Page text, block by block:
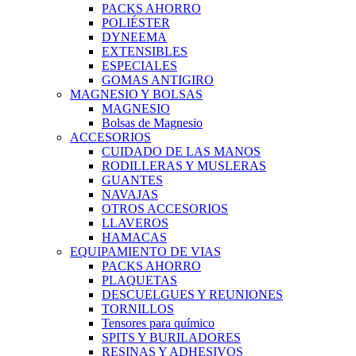
PACKS AHORRO
POLIÉSTER
DYNEEMA
EXTENSIBLES
ESPECIALES
GOMAS ANTIGIRO
MAGNESIO Y BOLSAS
MAGNESIO
Bolsas de Magnesio
ACCESORIOS
CUIDADO DE LAS MANOS
RODILLERAS Y MUSLERAS
GUANTES
NAVAJAS
OTROS ACCESORIOS
LLAVEROS
HAMACAS
EQUIPAMIENTO DE VIAS
PACKS AHORRO
PLAQUETAS
DESCUELGUES Y REUNIONES
TORNILLOS
Tensores para químico
SPITS Y BURILADORES
RESINAS Y ADHESIVOS